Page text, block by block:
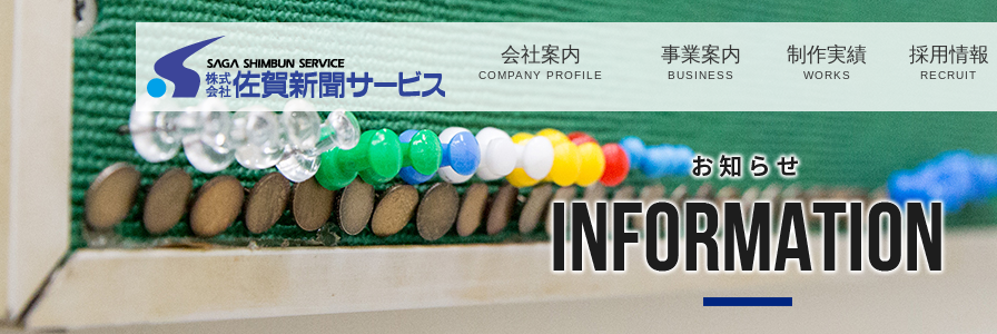
株式会社 佐賀新聞サービス
会社案内
COMPANY PROFILE
事業案内
BUSINESS
制作実績
WORKS
採用情報
RECRUIT